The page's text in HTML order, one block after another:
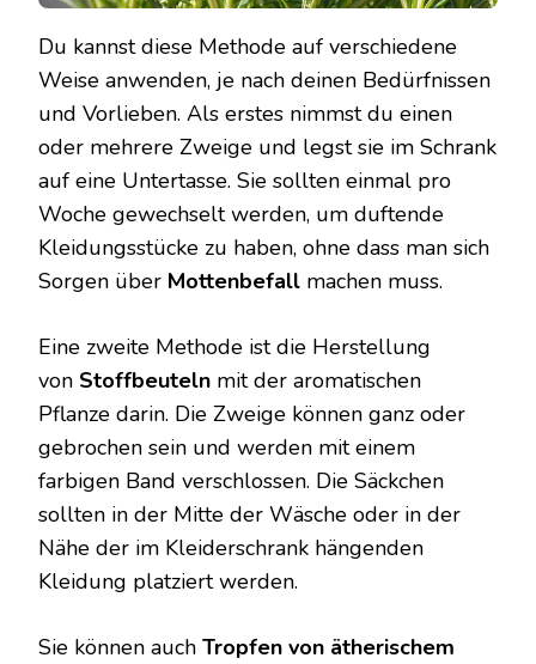
Du kannst diese Methode auf verschiedene
Weise anwenden, je nach deinen Bedürfnissen
und Vorlieben. Als erstes nimmst du einen
oder mehrere Zweige und legst sie im Schrank
auf eine Untertasse. Sie sollten einmal pro
Woche gewechselt werden, um duftende
Kleidungsstücke zu haben, ohne dass man sich
Sorgen über Mottenbefall machen muss.
Eine zweite Methode ist die Herstellung
von Stoffbeuteln mit der aromatischen
Pflanze darin. Die Zweige können ganz oder
gebrochen sein und werden mit einem
farbigen Band verschlossen. Die Säckchen
sollten in der Mitte der Wäsche oder in der
Nähe der im Kleiderschrank hängenden
Kleidung platziert werden.
Sie können auch Tropfen von ätherischem